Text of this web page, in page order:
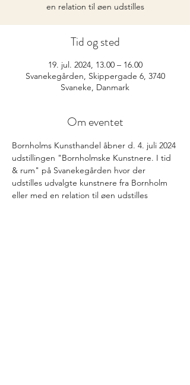
en relation til øen udstilles
Tid og sted
19. jul. 2024, 13.00 – 16.00
Svanekegården, Skippergade 6, 3740
Svaneke, Danmark
Om eventet
Bornholms Kunsthandel åbner d. 4. juli 2024
udstillingen "Bornholmske Kunstnere. I tid
& rum" på Svanekegården hvor der
udstilles udvalgte kunstnere fra Bornholm
eller med en relation til øen udstilles